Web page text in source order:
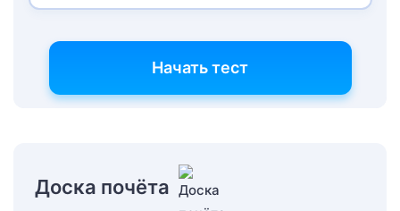
Начать тест
Доска почёта